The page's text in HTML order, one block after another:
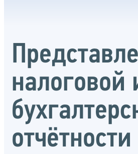
налоговой
отчётности